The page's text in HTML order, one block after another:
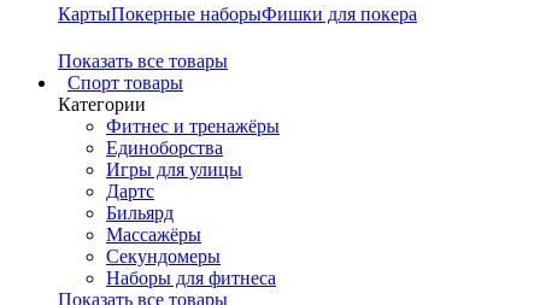
КартыПокерные наборыФишки для покера
Показать все товары
Cпорт товары
Категории
Фитнес и тренажёры
Единоборства
Игры для улицы
Дартс
Бильярд
Массажёры
Секундомеры
Наборы для фитнеса
Показать все товары